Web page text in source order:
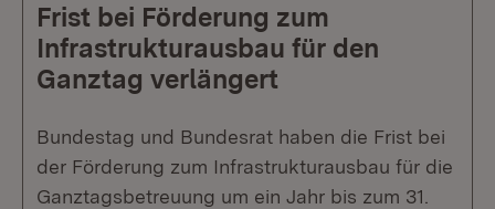
Frist bei Förderung zum
Infrastrukturausbau für den
Ganztag verlängert
Bundestag und Bundesrat haben die Frist bei
der Förderung zum Infrastrukturausbau für die
Ganztagsbetreuung um ein Jahr bis zum 31.